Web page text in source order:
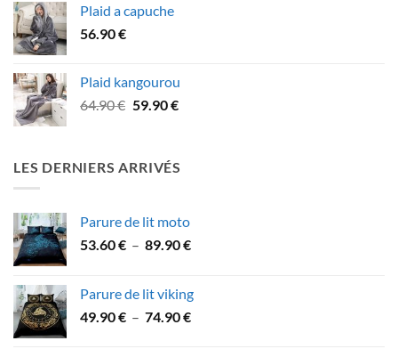
Plaid a capuche
56.90€
Plaid kangourou
64.90€ Le
était :
64.90 €.
59.90€Le
est :
59.90 €.
LES DERNIERS ARRIVÉS
Parure de lit moto
53.60€ – 89.90€Plage
53.60 €
à
Parure de lit viking
49.90€ – 74.90€Plage